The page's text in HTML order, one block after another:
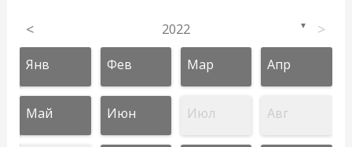
< 2022 ▼ >
Янв Фев Мар Апр
Май Июн Июл Авг